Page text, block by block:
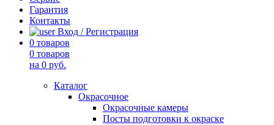
Гарантия
Контакты
Вход / Регистрация
0 товаров
0 товаров
на 0 руб.
Каталог
Окрасочное
Окрасочные камеры
Посты подготовки к окраске